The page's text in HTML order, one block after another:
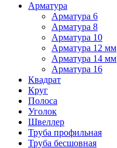
Арматура
Арматура 6
Арматура 8
Арматура 10
Арматура 12 мм
Арматура 14 мм
Арматура 16
Квадрат
Круг
Полоса
Уголок
Швеллер
Труба профильная
Труба бесшовная